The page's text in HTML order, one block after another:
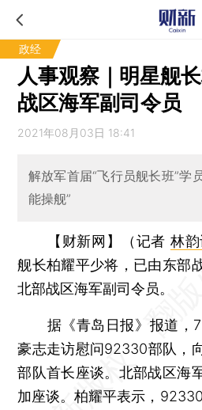
政经
人事观察｜明星舰
战区海军副司令员
2021年08月03日 18:41
解放军首届“飞行员舰长班”学
能操舰”
【财新网】（记者 林
舰长柏耀平少将，已由东部
北部战区海军副司令员。
据《青岛日报》报道，7
豪志走访慰问92330部队，
部队首长座谈。北部战区海
加座谈。柏耀平表示，